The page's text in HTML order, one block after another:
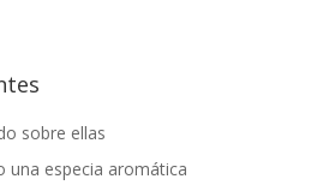
sobre ellas
una especia aromática